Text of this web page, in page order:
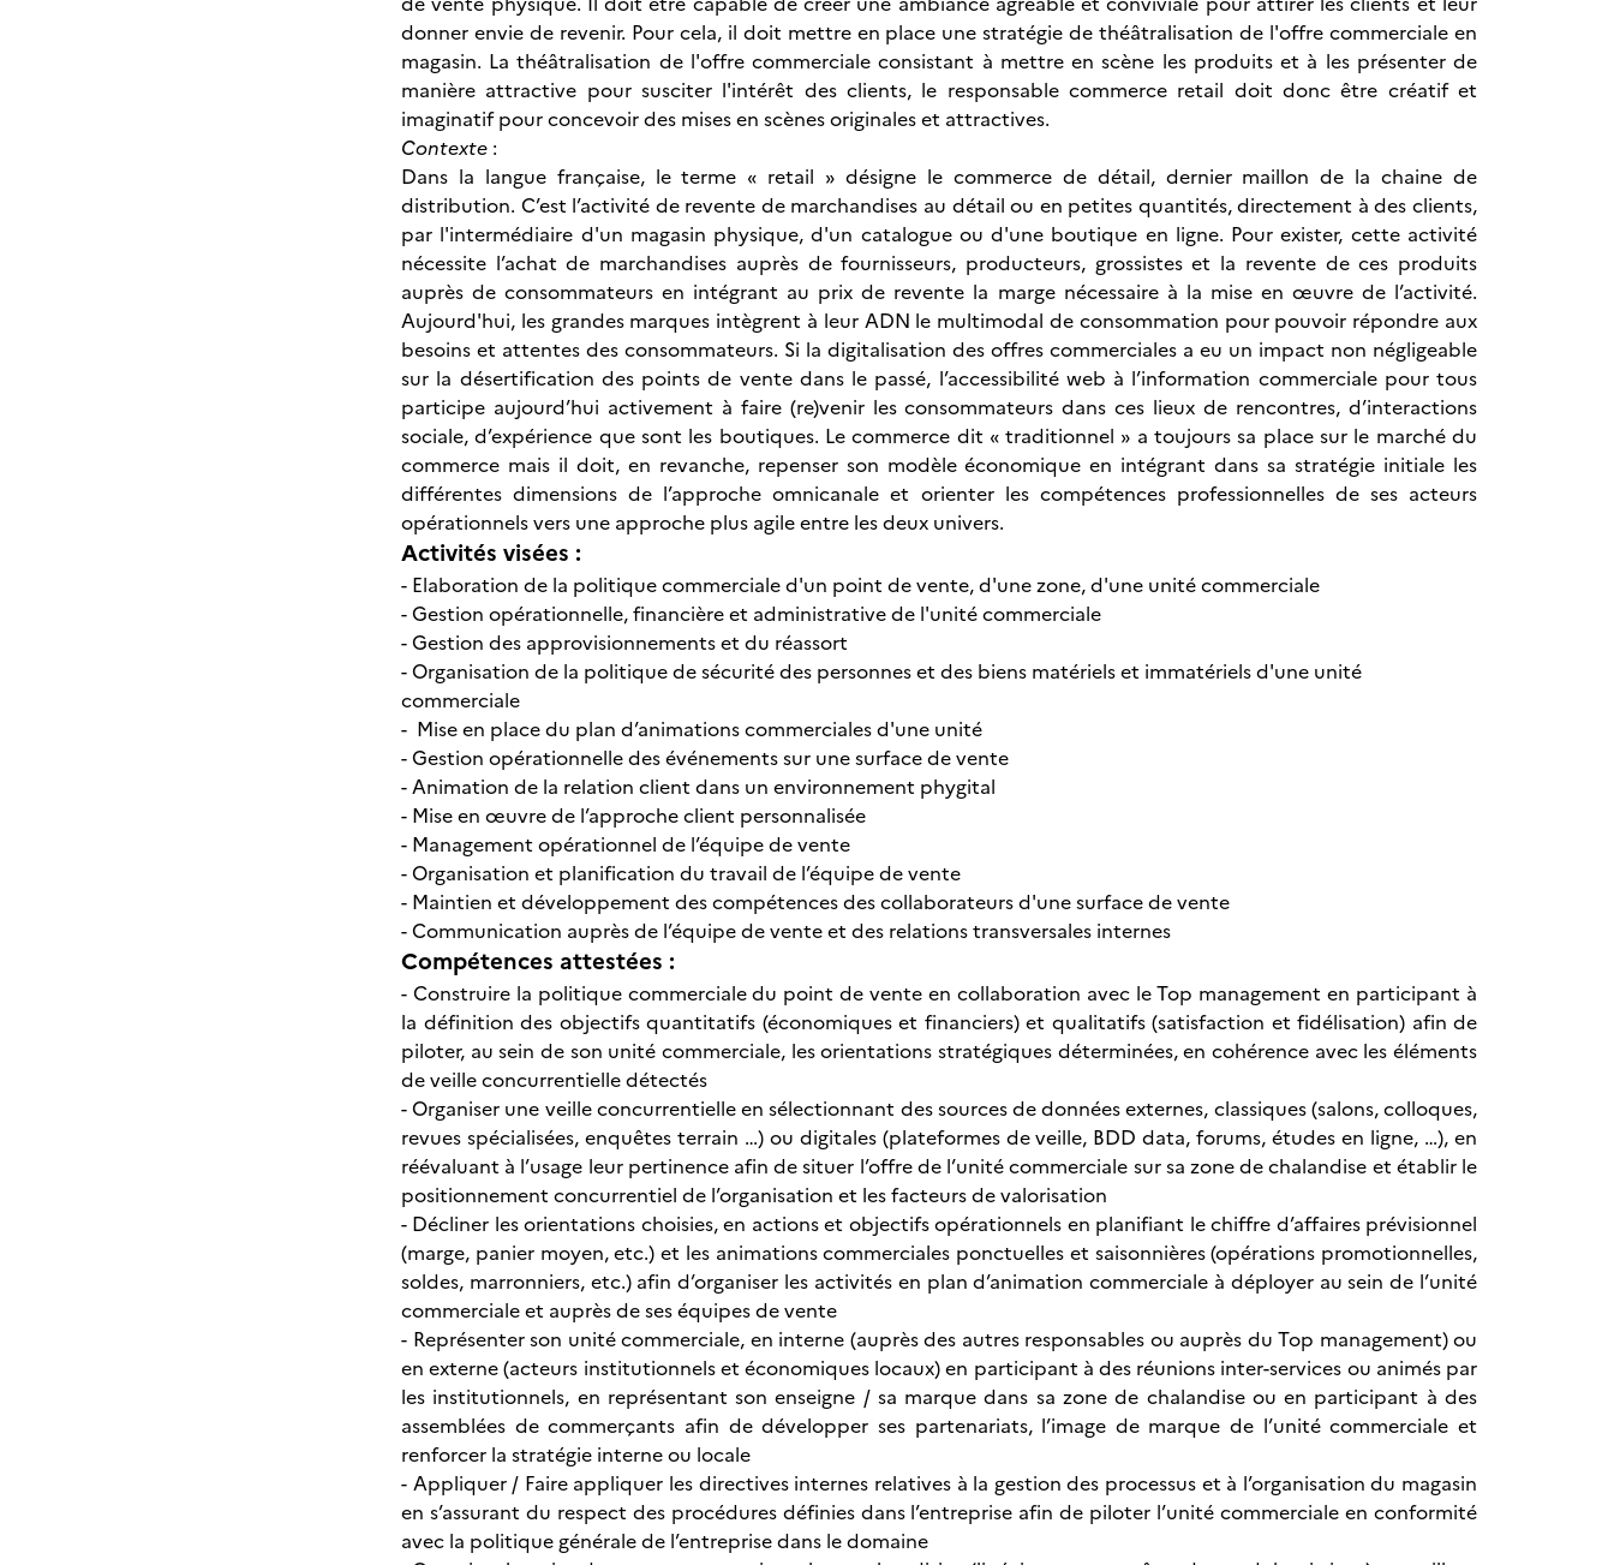
donner envie de revenir. Pour cela, il doit mettre en place une stratégie de théâtralisation de l'offre commerciale en
magasin. La théâtralisation de l'offre commerciale consistant à mettre en scène les produits et à les présenter de
manière attractive pour susciter l'intérêt des clients, le responsable commerce retail doit donc être créatif et
imaginatif pour concevoir des mises en scènes originales et attractives.
Contexte :
Dans la langue française, le terme « retail » désigne le commerce de détail, dernier maillon de la chaine de
distribution. C’est l’activité de revente de marchandises au détail ou en petites quantités, directement à des clients,
par l'intermédiaire d'un magasin physique, d'un catalogue ou d'une boutique en ligne. Pour exister, cette activité
nécessite l’achat de marchandises auprès de fournisseurs, producteurs, grossistes et la revente de ces produits
auprès de consommateurs en intégrant au prix de revente la marge nécessaire à la mise en œuvre de l’activité.
Aujourd'hui, les grandes marques intègrent à leur ADN le multimodal de consommation pour pouvoir répondre aux
besoins et attentes des consommateurs. Si la digitalisation des offres commerciales a eu un impact non négligeable
sur la désertification des points de vente dans le passé, l’accessibilité web à l’information commerciale pour tous
participe aujourd’hui activement à faire (re)venir les consommateurs dans ces lieux de rencontres, d’interactions
sociale, d’expérience que sont les boutiques. Le commerce dit « traditionnel » a toujours sa place sur le marché du
commerce mais il doit, en revanche, repenser son modèle économique en intégrant dans sa stratégie initiale les
différentes dimensions de l’approche omnicanale et orienter les compétences professionnelles de ses acteurs
opérationnels vers une approche plus agile entre les deux univers.
Activités visées :
- Elaboration de la politique commerciale d'un point de vente, d'une zone, d'une unité commerciale
- Gestion opérationnelle, financière et administrative de l'unité commerciale
- Gestion des approvisionnements et du réassort
- Organisation de la politique de sécurité des personnes et des biens matériels et immatériels d'une unité
commerciale
- Mise en place du plan d’animations commerciales d'une unité
- Gestion opérationnelle des événements sur une surface de vente
- Animation de la relation client dans un environnement phygital
- Mise en œuvre de l’approche client personnalisée
- Management opérationnel de l’équipe de vente
- Organisation et planification du travail de l’équipe de vente
- Maintien et développement des compétences des collaborateurs d'une surface de vente
- Communication auprès de l’équipe de vente et des relations transversales internes
Compétences attestées :
- Construire la politique commerciale du point de vente en collaboration avec le Top management en participant à
la définition des objectifs quantitatifs (économiques et financiers) et qualitatifs (satisfaction et fidélisation) afin de
piloter, au sein de son unité commerciale, les orientations stratégiques déterminées, en cohérence avec les éléments
de veille concurrentielle détectés
- Organiser une veille concurrentielle en sélectionnant des sources de données externes, classiques (salons, colloques,
revues spécialisées, enquêtes terrain …) ou digitales (plateformes de veille, BDD data, forums, études en ligne, …), en
réévaluant à l’usage leur pertinence afin de situer l’offre de l’unité commerciale sur sa zone de chalandise et établir le
positionnement concurrentiel de l’organisation et les facteurs de valorisation
- Décliner les orientations choisies, en actions et objectifs opérationnels en planifiant le chiffre d’affaires prévisionnel
(marge, panier moyen, etc.) et les animations commerciales ponctuelles et saisonnières (opérations promotionnelles,
soldes, marronniers, etc.) afin d’organiser les activités en plan d’animation commerciale à déployer au sein de l’unité
commerciale et auprès de ses équipes de vente
- Représenter son unité commerciale, en interne (auprès des autres responsables ou auprès du Top management) ou
en externe (acteurs institutionnels et économiques locaux) en participant à des réunions inter-services ou animés par
les institutionnels, en représentant son enseigne / sa marque dans sa zone de chalandise ou en participant à des
assemblées de commerçants afin de développer ses partenariats, l’image de marque de l’unité commerciale et
renforcer la stratégie interne ou locale
- Appliquer / Faire appliquer les directives internes relatives à la gestion des processus et à l’organisation du magasin
en s’assurant du respect des procédures définies dans l’entreprise afin de piloter l’unité commerciale en conformité
avec la politique générale de l’entreprise dans le domaine